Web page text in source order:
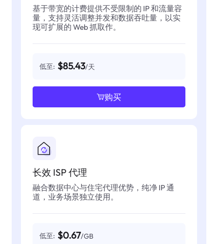
基于带宽的计费提供不受限制的 IP 和流量容
量，支持灵活调整并发和数据吞吐量，以实
现可扩展的 Web 抓取作。
低至: $85.43/天
购买
长效 ISP 代理
融合数据中心与住宅代理优势，纯净 IP 通
道，业务场景独立使用。
低至: $0.67/GB